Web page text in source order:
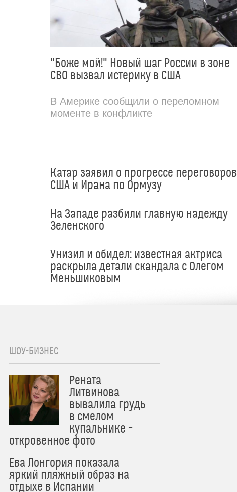
"Боже мой!" Новый шаг России в зоне
СВО вызвал истерику в США
В Америке сообщили о переломном
моменте в конфликте
Катар заявил о прогрессе переговоров
США и Ирана по Ормузу
На Западе разбили главную надежду
Зеленского
Унизил и обидел: известная актриса
раскрыла детали скандала с Олегом
Меньшиковым
ШОУ-БИЗНЕС
Рената
Литвинова
вывалила грудь
в смелом
купальнике –
откровенное фото
Ева Лонгория показала
яркий пляжный образ на
отдыхе в Испании